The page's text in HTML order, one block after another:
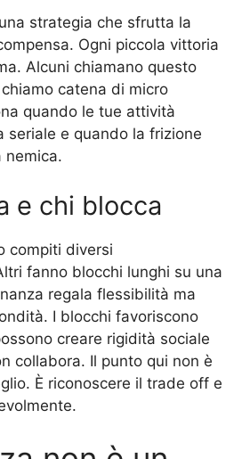
strategia che sfrutta la
Ogni piccola vittoria
Alcuni chiamano questo
catena di micro
quando le tue attività
seriale e quando la frizione
nemica.
e chi blocca
compiti diversi
fanno blocchi lunghi su una
regala flessibilità ma
I blocchi favoriscono
creare rigidità sociale
collabora. Il punto qui non è
È riconoscere il trade off e